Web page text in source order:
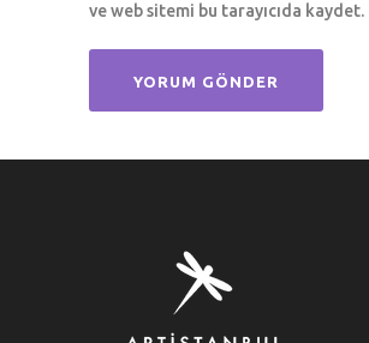
ve web sitemi bu tarayıcıda kaydet.